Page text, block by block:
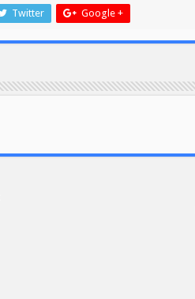
Twitter Google +